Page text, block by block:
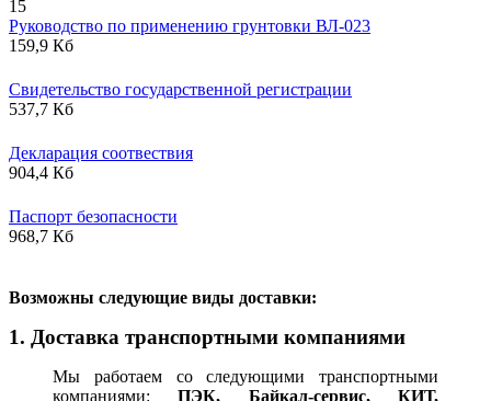
15
Руководство по применению грунтовки ВЛ-023
159,9 Кб
Свидетельство государственной регистрации
537,7 Кб
Декларация соотвествия
904,4 Кб
Паспорт безопасности
968,7 Кб
Возможны следующие виды доставки:
1. Доставка транспортными компаниями
Мы работаем со следующими транспортными
компаниями:ПЭК, Байкал-сервис, КИТ,